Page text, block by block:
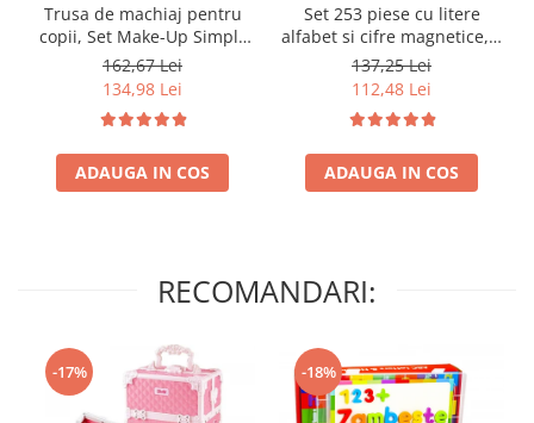
Trusa de machiaj pentru
copii, Set Make-Up Simply
Joy, cu 47 de elemente
pentru make-up, rujuri,
farduri, oja, Design inedit,
geanta cu maner pentru
transport, pentru fetite de
3,4,5,6,7,8,9 ani
162,67 Lei
134,98 Lei
ADAUGA IN COS
Set 253 piese cu litere
alfabet si cifre magnetice, 1
tabla magnetica cu doua
fete si cutie de depozitare,
jucarii educative pentru
copii de 3,4,5,6,7 ani
137,25 Lei
112,48 Lei
ADAUGA IN COS
RECOMANDARI:
-17% -18%